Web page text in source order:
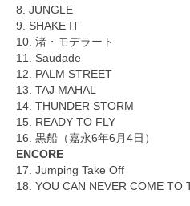
8. JUNGLE
9. SHAKE IT
10. 渚・モデラート
11. Saudade
12. PALM STREET
13. TAJ MAHAL
14. THUNDER STORM
15. READY TO FLY
16. 黒船（嘉永6年6月4日）
ENCORE
17. Jumping Take Off
18. YOU CAN NEVER COME TO